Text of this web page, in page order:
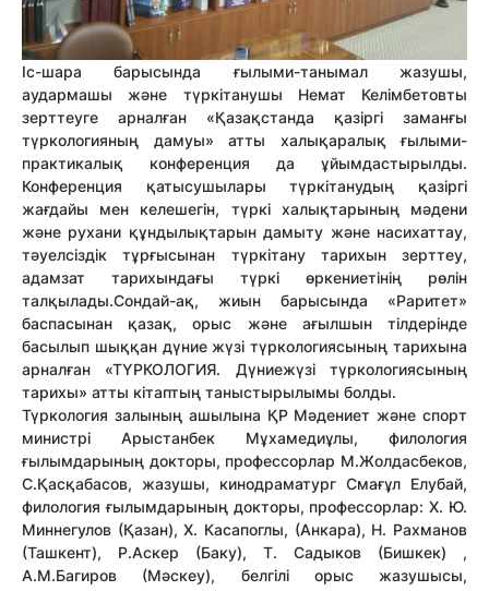
Іс-шара барысында ғылыми-танымал жазушы,
аудармашы және түркітанушы Немат Келімбетовты
зерттеуге арналған «Қазақстанда қазіргі заманғы
түркологияның дамуы» атты халықаралық ғылыми-
практикалық конференция да ұйымдастырылды.
Конференция қатысушылары түркітанудың қазіргі
жағдайы мен келешегін, түркі халықтарының мәдени
және рухани құндылықтарын дамыту және насихаттау,
тәуелсіздік тұрғысынан түркітану тарихын зерттеу,
адамзат тарихындағы түркі өркениетінің рөлін
талқылады.Сондай-ақ, жиын барысында «Раритет»
баспасынан қазақ, орыс және ағылшын тілдерінде
басылып шыққан дүние жүзі түркологиясының тарихына
арналған «ТҮРКОЛОГИЯ. Дүниежүзі түркологиясының
тарихы» атты кітаптың таныстырылымы болды.
Түркология залының ашылына ҚР Мәдениет және спорт
министрі Арыстанбек Мұхамедиұлы, филология
ғылымдарының докторы, профессорлар М.Жолдасбеков,
С.Қасқабасов, жазушы, кинодраматург Смағұл Елубай,
филология ғылымдарының докторы, профессорлар: Х. Ю.
Миннегулов (Қазан), Х. Касапоглы, (Анкара), Н. Рахманов
(Ташкент), Р.Аскер (Баку), Т. Садыков (Бишкек) ,
А.М.Багиров (Мәскеу), белгілі орыс жазушысы,